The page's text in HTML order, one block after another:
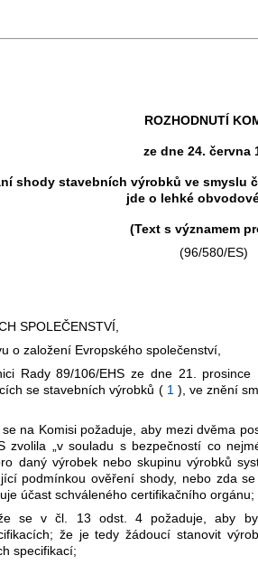
ROZHODNUTÍ
ze dne 24. června
shody stavebních výrobků ve smyslu
jde o lehké
(Text s významem
(96/580/ES)
SPOLEČENSTVÍ,
o založení Evropského společenství,
Rady 89/106/EHS ze dne 21.
se stavebních výrobků ( 1 ), ve znění
na Komisi požaduje, aby mezi dvěma
zvolila „v souladu s bezpečností co
daný výrobek nebo skupinu výrobků
podmínkou ověření shody, nebo zda
účast schváleného certifikačního orgánu;
se v čl. 13 odst. 4 požaduje, aby
že je tedy žádoucí stanovit
specifikací;
+náhrady